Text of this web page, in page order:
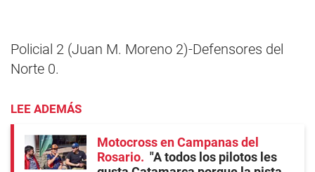
Policial 2 (Juan M. Moreno 2)-Defensores del
Norte 0.
LEE ADEMÁS
Motocross en Campanas del
Rosario
"A todos los pilotos les